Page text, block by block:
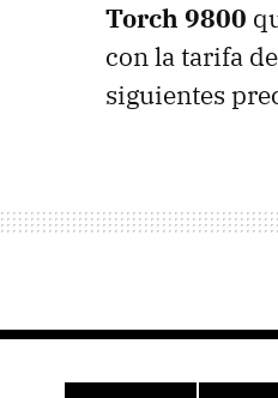
Torch 9800
con la tarifa
siguientes